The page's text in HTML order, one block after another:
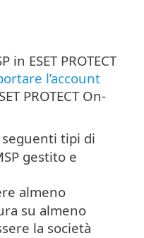
ESET PROTECT
l’account
PROTECT On-
tipi di
gestito e
almeno
su almeno
la società